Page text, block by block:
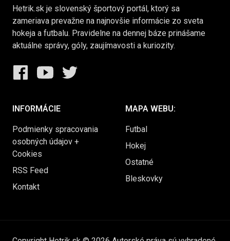
Hetrik.sk je slovenský športový portál, ktorý sa
zameriava prevažne na najnovšie informácie zo sveta
hokeja a futbalu. Pravidelne na dennej báze prinášame
aktuálne správy, góly, zaujímavosti a kuriozity.
INFORMÁCIE
Podmienky spracovania
osobných údajov +
Cookies
RSS Feed
Kontakt
MAPA WEBU:
Futbal
Hokej
Ostatné
Bleskovky